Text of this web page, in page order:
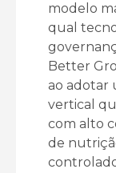
modelo
qual
Better
ao adotar
vertical
com alto
de